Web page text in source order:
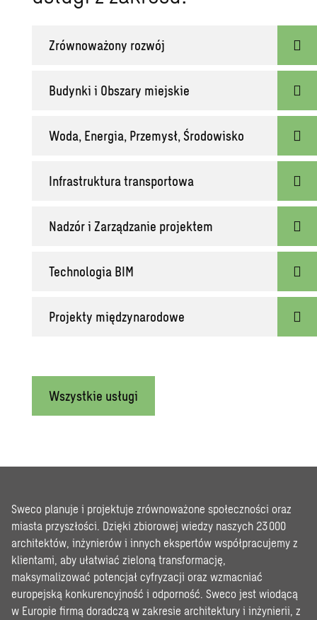
Zrównoważony rozwój
Budynki i Obszary miejskie
Woda, Energia, Przemysł, Środowisko
Infrastruktura transportowa
Nadzór i Zarządzanie projektem
Technologia BIM
Projekty międzynarodowe
Wszystkie usługi
Sweco planuje i projektuje zrównoważone społeczności oraz
miasta przyszłości. Dzięki zbiorowej wiedzy naszych 23 000
architektów, inżynierów i innych ekspertów współpracujemy z
klientami, aby ułatwiać zieloną transformację,
maksymalizować potencjał cyfryzacji oraz wzmacniać
europejską konkurencyjność i odporność. Sweco jest wiodącą
w Europie firmą doradczą w zakresie architektury i inżynierii, z